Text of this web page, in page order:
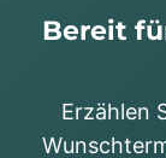
Bereit
Erzählen